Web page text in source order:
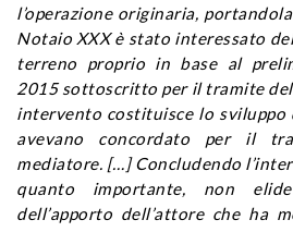
l’operazione originaria,
Notaio XXX è stato interessato
terreno proprio in base al
2015 sottoscritto per il tramite
intervento costituisce lo
avevano concordato per il
mediatore. […] Concludendo
quanto importante, non elide
dell’apporto dell’attore che ha